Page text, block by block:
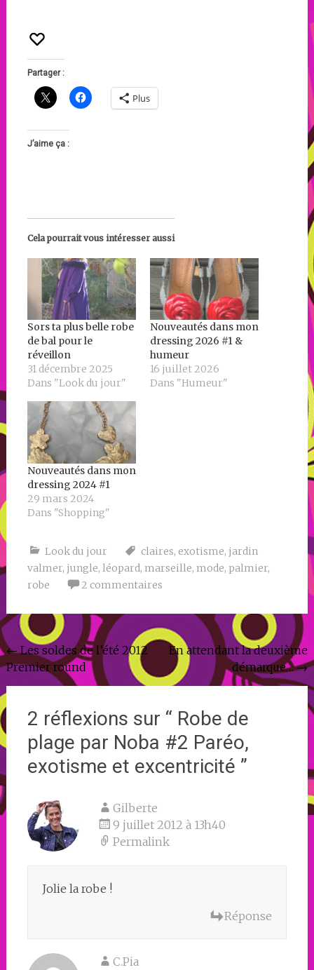
Partager :
Plus
J’aime ça :
Cela pourrait vous intéresser aussi
Sors ta plus belle robe
de bal pour le
réveillon
31 décembre 2025
Dans "Look du jour"
Nouveautés dans mon
dressing 2026 #1 &
humeur
16 juillet 2026
Dans "Humeur"
Nouveautés dans mon
dressing 2024 #1
29 mars 2024
Dans "Shopping"
Look du jour claires, exotisme, jardin
valmer, jungle, léopard, marseille, mode, palmier,
robe
2 commentaires
Navigation
de
l'article
←Les soldes de l’été 2012
Premier round
En attendant la deuxième
démarque…→
2 réflexions sur “ Robe de
plage par Noba #2 Paréo,
exotisme et excentricité ”
Gilberte
9 juillet 2012 à 13h40
Permalink
Jolie la robe !
Réponse
C.Pia